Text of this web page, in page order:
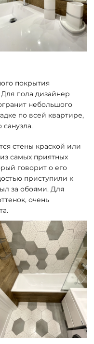
покрытия
пола дизайнер
небольшого
по всей квартире,
стены краской или
самых приятных
говорит о его
приступили к
за обоями. Для
очень